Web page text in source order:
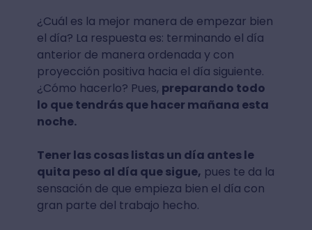
¿Cuál es la mejor manera de empezar bien
el día? La respuesta es: terminando el día
anterior de manera ordenada y con
proyección positiva hacia el día siguiente.
¿Cómo hacerlo? Pues, preparando todo
lo que tendrás que hacer mañana esta
noche.
Tener las cosas listas un día antes le
quita peso al día que sigue, pues te da la
sensación de que empieza bien el día con
gran parte del trabajo hecho.